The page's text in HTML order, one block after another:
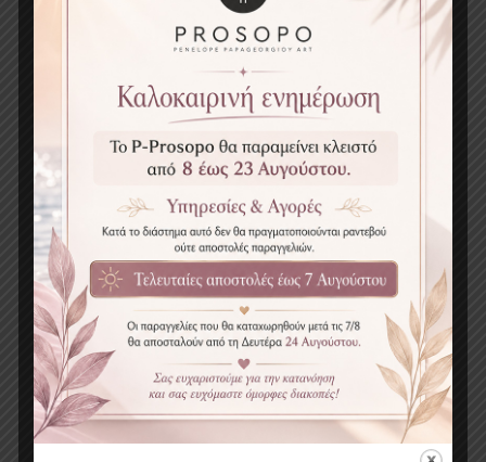
ουςπληρω
ιστωτική κάρταVISA, MASTERCARD π
οιαδή π οτε
αντικαταβολήμετρητοίς για τις
εντός Ελλάδος.
Κατάθεση σε λογαριασμό της εταιρείας
EUROBANK
Η εταιρεία έχει το δικαίωμα να καταργήσει
κάπ οιον/ους από τουςπαραπάνω τρόπους
πληρω μής ή να υιοθετήσει και άλλους,αφού
π ροηγου ένως τροποποιήσει τοπ αρόν κεί ενο.
Αποστολή – Διαθεσιμότητα
Ταπροϊόντα θα αποστέλλονται στον ποπου ο
επισκέπτης χρήστης έχει υποδείξειμ
courierμε το ανάλογο κόστος όπως αυτό
ανακοινώνεται στοsite.